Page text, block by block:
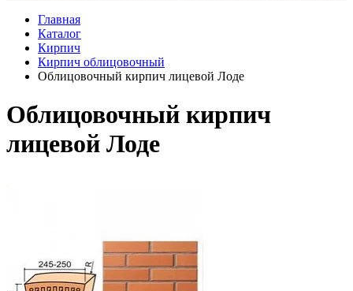
Главная
Каталог
Кирпич
Кирпич облицовочный
Облицовочный кирпич лицевой Лоде
Облицовочный кирпич
лицевой Лоде